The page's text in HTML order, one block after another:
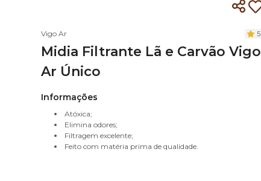
Vigo Ar 5
Midia Filtrante Lã e Carvão Vigo
Ar Único
Informações
Atóxica;
Elimina odores;
Filtragem excelente;
Feito com matéria prima de qualidade.